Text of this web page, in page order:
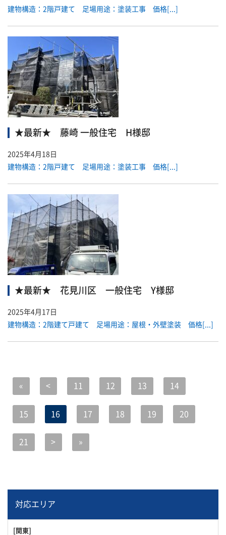
建物構造：2階戸建て 足場用途：塗装工事 価格[...]
★最新★ 藤崎 一般住宅 H様邸
2025年4月18日
建物構造：2階戸建て 足場用途：塗装工事 価格[...]
★最新★ 花見川区 一般住宅 Y様邸
2025年4月17日
建物構造：2階建て戸建て 足場用途：屋根・外壁塗装 価格[...]
« < 11 12 13 14
15 16 17 18 19 20
21 > »
対応エリア
[関東]